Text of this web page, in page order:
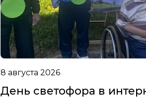
8 августа 2026
День светофора в